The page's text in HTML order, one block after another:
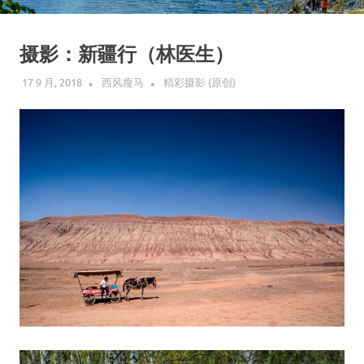
摄影：新疆行（林医生）
17 9 月, 2018 西风瘦马 精彩摄影 (原创)